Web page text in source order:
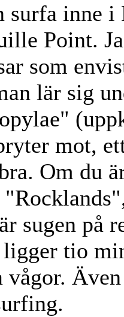
surfa inne i
Point.
som
lär sig
mot,
Om du
sugen på
tio
vågor.